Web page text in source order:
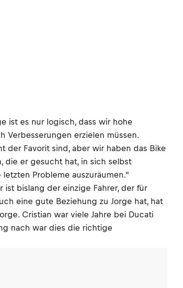
ist es nur logisch, dass wir hohe
Verbesserungen erzielen müssen.
der Favorit sind, aber wir haben das Bike
die er gesucht hat, in sich selbst
Probleme auszuräumen."
ist bislang der einzige Fahrer, der für
eine gute Beziehung zu Jorge hat, hat
Cristian war viele Jahre bei Ducati
nach war dies die richtige